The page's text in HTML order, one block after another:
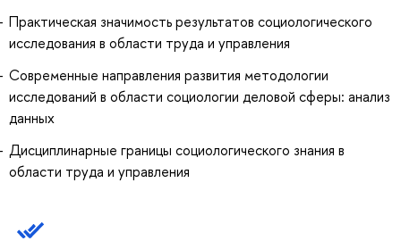
Практическая значимость результатов социологического
исследования в области труда и управления
Современные направления развития методологии
исследований в области социологии деловой сферы: анализ
данных
Дисциплинарные границы социологического знания в
области труда и управления